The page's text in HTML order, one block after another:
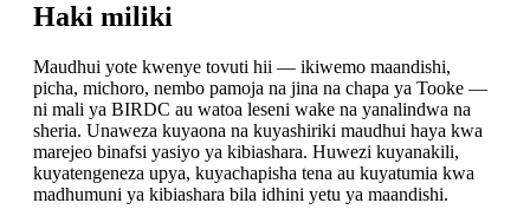
Haki miliki
Maudhui yote kwenye tovuti hii — ikiwemo maandishi,
picha, michoro, nembo pamoja na jina na chapa ya Tooke —
ni mali ya BIRDC au watoa leseni wake na yanalindwa na
sheria. Unaweza kuyaona na kuyashiriki maudhui haya kwa
marejeo binafsi yasiyo ya kibiashara. Huwezi kuyanakili,
kuyatengeneza upya, kuyachapisha tena au kuyatumia kwa
madhumuni ya kibiashara bila idhini yetu ya maandishi.